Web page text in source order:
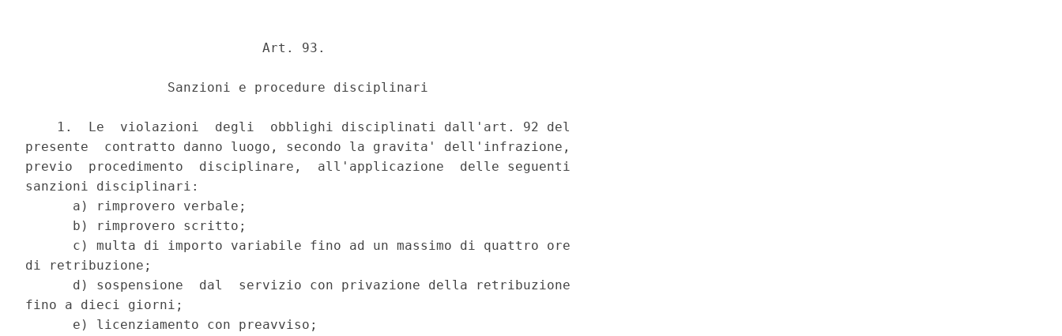
                              Art. 93.
                  Sanzioni e procedure disciplinari
    1.  Le  violazioni  degli  obblighi disciplinati dall'art. 92 del
presente  contratto danno luogo, secondo la gravita' dell'infrazione,
previo  procedimento  disciplinare,  all'applicazione  delle seguenti
sanzioni disciplinari:
      a) rimprovero verbale;
      b) rimprovero scritto;
      c) multa di importo variabile fino ad un massimo di quattro ore
di retribuzione;
      d) sospensione  dal  servizio con privazione della retribuzione
fino a dieci giorni;
      e) licenziamento con preavviso;